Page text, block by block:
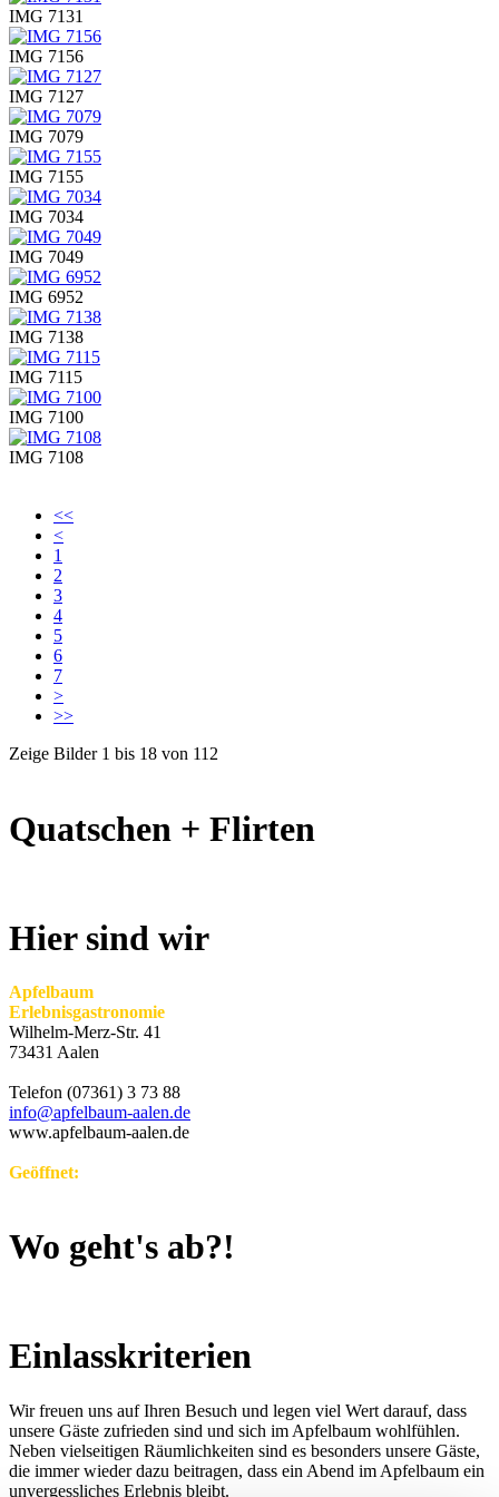
IMG 7131
IMG 7156
IMG 7127
IMG 7079
IMG 7155
IMG 7034
IMG 7049
IMG 6952
IMG 7138
IMG 7115
IMG 7100
IMG 7108
<<
<
1
2
3
4
5
6
7
>
>>
Zeige Bilder 1 bis 18 von 112
Quatschen + Flirten
Hier sind wir
Apfelbaum
Erlebnisgastronomie
Wilhelm-Merz-Str. 41
73431 Aalen
Telefon (07361) 3 73 88
info@apfelbaum-aalen.de
www.apfelbaum-aalen.de
Geöffnet:
Wo geht's ab?!
Einlasskriterien
Wir freuen uns auf Ihren Besuch und legen viel Wert darauf, dass
unsere Gäste zufrieden sind und sich im Apfelbaum wohlfühlen.
Neben vielseitigen Räumlichkeiten sind es besonders unsere Gäste,
die immer wieder dazu beitragen, dass ein Abend im Apfelbaum ein
unvergessliches Erlebnis bleibt.